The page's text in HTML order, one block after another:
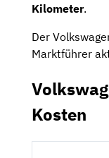
Kilometer.
Der
Marktführer
Kosten